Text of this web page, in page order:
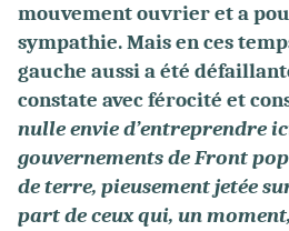
mouvement ouvrier et a
sympathie. Mais en ces
gauche aussi a été
constate avec férocité et
nulle envie d’entreprendre
gouvernements de Front
de terre, pieusement jetée
part de ceux qui, un